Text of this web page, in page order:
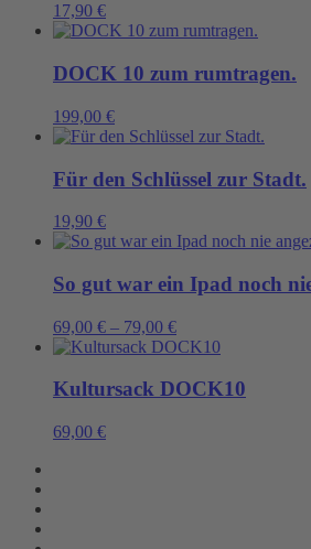
17,90 €
DOCK 10 zum rumtragen.
199,00 €
Für den Schlüssel zur Stadt.
19,90 €
So gut war ein Ipad noch
69,00 € – 79,00 €
Kultursack DOCK10
69,00 €